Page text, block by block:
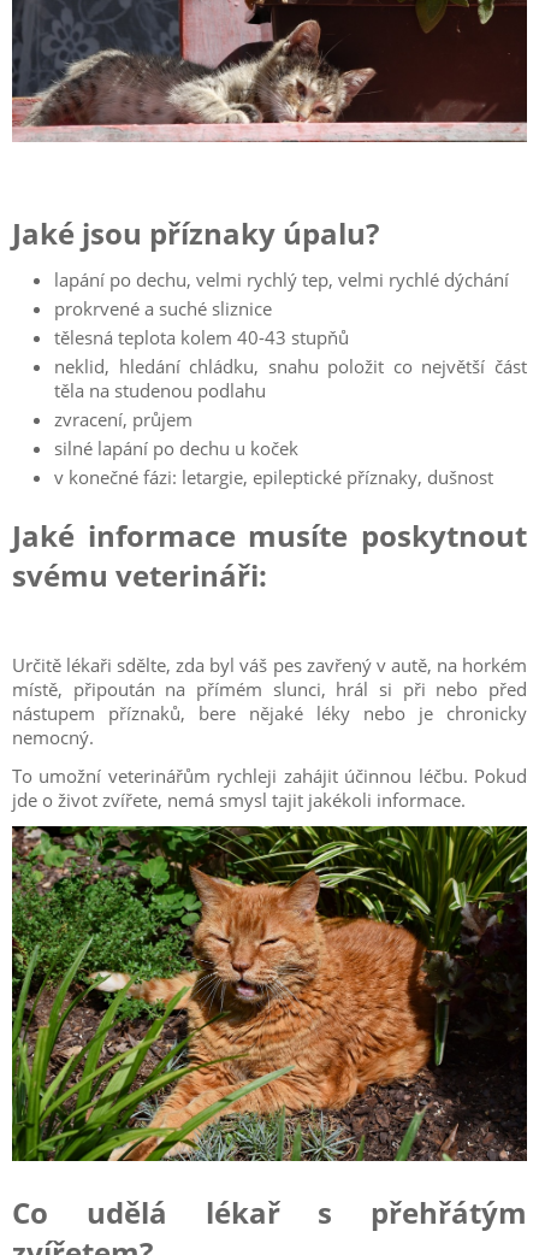
Jaké jsou příznaky úpalu?
lapání po dechu, velmi rychlý tep, velmi rychlé dýchání
prokrvené a suché sliznice
tělesná teplota kolem 40-43 stupňů
neklid, hledání chládku, snahu položit co největší část
těla na studenou podlahu
zvracení, průjem
silné lapání po dechu u koček
v konečné fázi: letargie, epileptické příznaky, dušnost
Jaké informace musíte poskytnout
svému veterináři:
Určitě lékaři sdělte, zda byl váš pes zavřený v autě, na horkém
místě, připoután na přímém slunci, hrál si při nebo před
nástupem příznaků, bere nějaké léky nebo je chronicky
nemocný.
To umožní veterinářům rychleji zahájit účinnou léčbu. Pokud
jde o život zvířete, nemá smysl tajit jakékoli informace.
Co udělá lékař s přehřátým